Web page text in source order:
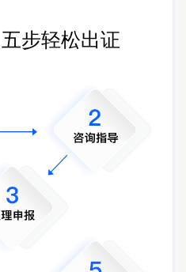
步轻松出证